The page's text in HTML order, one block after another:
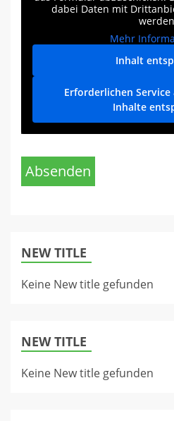
dabei Daten mit
Mehr
Inhalt
Erforderlichen
Inhalte
Absenden
NEW TITLE
Keine New title gefunden
NEW TITLE
Keine New title gefunden